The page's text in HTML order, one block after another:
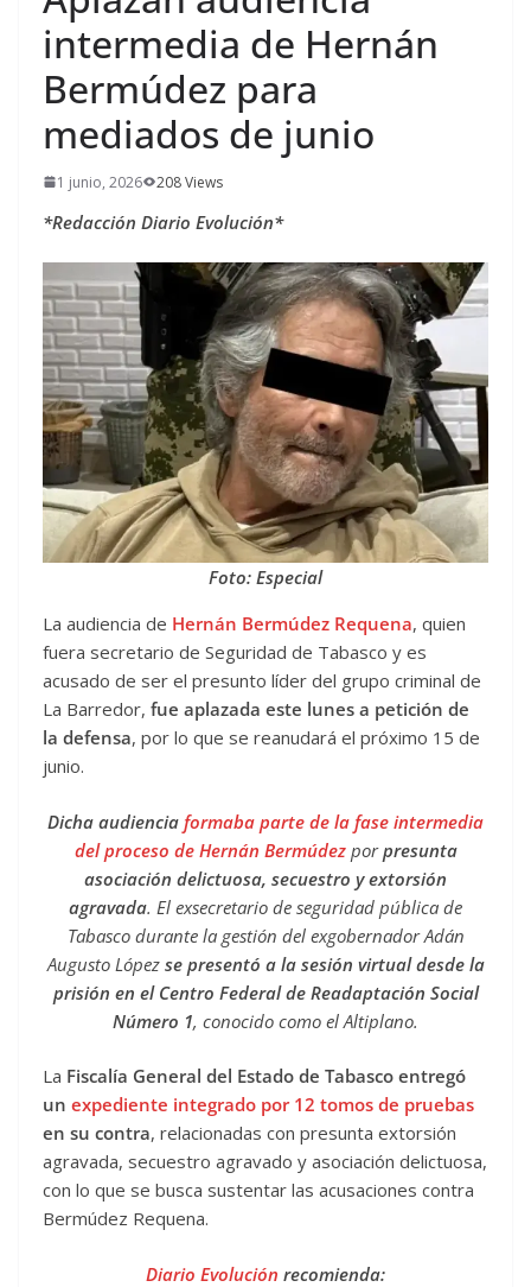
intermedia de Hernán
Bermúdez para
mediados de junio
1 junio, 2026 208 Views
*Redacción Diario Evolución*
Foto: Especial
La audiencia de Hernán Bermúdez Requena, quien
fuera secretario de Seguridad de Tabasco y es
acusado de ser el presunto líder del grupo criminal de
La Barredor, fue aplazada este lunes a petición de
la defensa, por lo que se reanudará el próximo 15 de
junio.
Dicha audiencia formaba parte de la fase intermedia
del proceso de Hernán Bermúdezporpresunta
asociación delictuosa, secuestro y extorsión
agravada. El exsecretario de seguridad pública de
Tabasco durante la gestión del exgobernador Adán
Augusto López se presentó a la sesión virtual desde la
prisión en el Centro Federal de Readaptación Social
Número 1, conocido como el Altiplano.
La Fiscalía General del Estado de Tabasco entregó
un expediente integrado por 12 tomos de pruebas
en su contra, relacionadas con presunta extorsión
agravada, secuestro agravado y asociación delictuosa,
con lo que se busca sustentar las acusaciones contra
Bermúdez Requena.
Diario Evolución recomienda: